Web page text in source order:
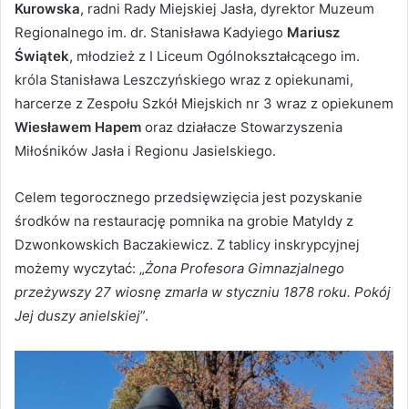
Kurowska, radni Rady Miejskiej Jasła, dyrektor Muzeum
Regionalnego im. dr. Stanisława Kadyiego Mariusz
Świątek, młodzież z I Liceum Ogólnokształcącego im.
króla Stanisława Leszczyńskiego wraz z opiekunami,
harcerze z Zespołu Szkół Miejskich nr 3 wraz z opiekunem
Wiesławem Hapem oraz działacze Stowarzyszenia
Miłośników Jasła i Regionu Jasielskiego.
Celem tegorocznego przedsięwzięcia jest pozyskanie
środków na restaurację pomnika na grobie Matyldy z
Dzwonkowskich Baczakiewicz. Z tablicy inskrypcyjnej
możemy wyczytać: „Żona Profesora Gimnazjalnego
przeżywszy 27 wiosnę zmarła w styczniu 1878 roku. Pokój
Jej duszy anielskiej”.